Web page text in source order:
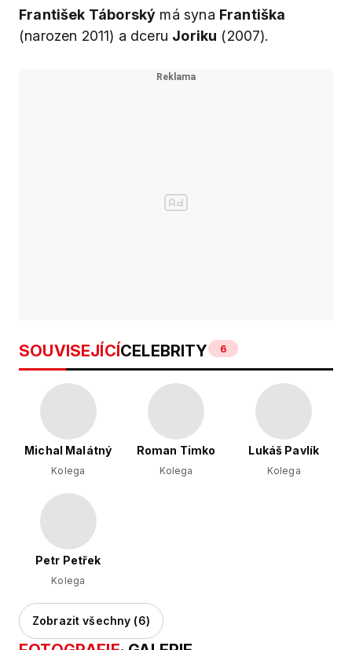
František Táborský má syna Františka
(narozen 2011) a dceru Joriku (2007).
SOUVISEJÍCÍCELEBRITY 6
Michal Malátný
Kolega
Roman Timko
Kolega
Lukáš Pavlík
Kolega
Petr Petřek
Kolega
Zobrazit všechny (6)